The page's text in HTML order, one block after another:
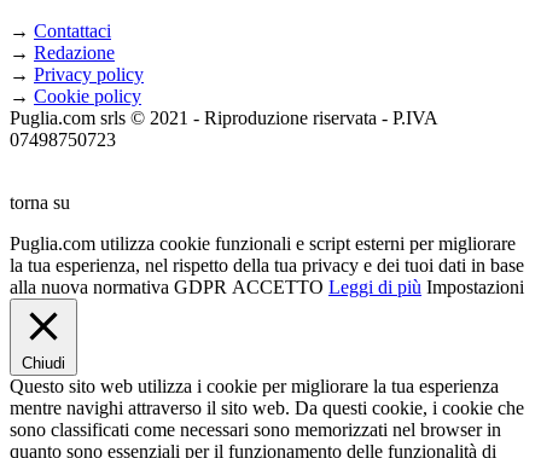
→ Contattaci
→ Redazione
→ Privacy policy
→ Cookie policy
Puglia.com srls © 2021 - Riproduzione riservata - P.IVA
07498750723
torna su
Puglia.com utilizza cookie funzionali e script esterni per migliorare
la tua esperienza, nel rispetto della tua privacy e dei tuoi dati in base
alla nuova normativa GDPR ACCETTO Leggi di più Impostazioni
Chiudi
Questo sito web utilizza i cookie per migliorare la tua esperienza
mentre navighi attraverso il sito web. Da questi cookie, i cookie che
sono classificati come necessari sono memorizzati nel browser in
quanto sono essenziali per il funzionamento delle funzionalità di